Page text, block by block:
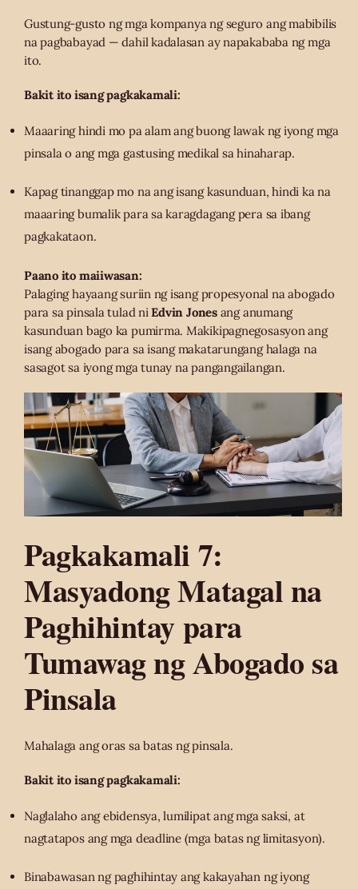
Gustung-gusto ng mga kompanya ng seguro ang mabibilis
na pagbabayad — dahil kadalasan ay napakababa ng mga
ito.
Bakit ito isang pagkakamali:
Maaaring hindi mo pa alam ang buong lawak ng iyong mga
pinsala o ang mga gastusing medikal sa hinaharap.
Kapag tinanggap mo na ang isang kasunduan, hindi ka na
maaaring bumalik para sa karagdagang pera sa ibang
pagkakataon.
Paano ito maiiwasan:
Palaging hayaang suriin ng isang propesyonal na abogado
para sa pinsala tulad niEdvin Jonesang anumang
kasunduan bago ka pumirma. Makikipagnegosasyon ang
isang abogado para sa isang makatarungang halaga na
sasagot sa iyong mga tunay na pangangailangan.
Pagkakamali 7:
Masyadong Matagal na
Paghihintay para
Tumawag ng Abogado sa
Pinsala
Mahalaga ang oras sa batas ng pinsala.
Bakit ito isang pagkakamali:
Naglalaho ang ebidensya, lumilipat ang mga saksi, at
nagtatapos ang mga deadline (mga batas ng limitasyon).
Binabawasan ng paghihintay ang kakayahan ng iyong